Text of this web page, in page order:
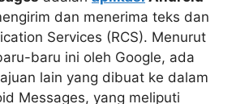
dan menerima teks dan
Services (RCS). Menurut
baru ini oleh Google, ada
lain yang dibuat ke dalam
Messages, yang meliputi